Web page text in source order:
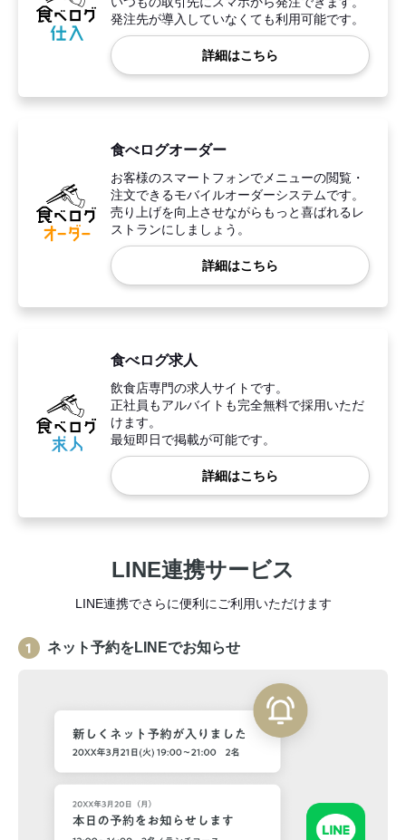
発注先が導入していなくても利用可能です。
詳細はこちら
食べログオーダー
お客様のスマートフォンでメニューの閲覧・
注文できるモバイルオーダーシステムです。
売り上げを向上させながらもっと喜ばれるレ
ストランにしましょう。
詳細はこちら
食べログ求人
飲食店専門の求人サイトです。
正社員もアルバイトも完全無料で採用いただ
けます。
最短即日で掲載が可能です。
詳細はこちら
LINE連携サービス
LINE連携でさらに便利にご利用いただけます
ネット予約をLINEでお知らせ